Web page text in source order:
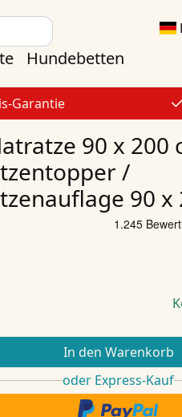
Hundebetten
Garantie
90 x 200
/
90 x
In den Warenkorb
oder Express-Kauf